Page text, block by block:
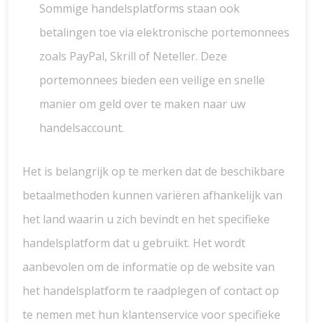
Sommige handelsplatforms staan ook
betalingen toe via elektronische portemonnees
zoals PayPal, Skrill of Neteller. Deze
portemonnees bieden een veilige en snelle
manier om geld over te maken naar uw
handelsaccount.
Het is belangrijk op te merken dat de beschikbare
betaalmethoden kunnen variëren afhankelijk van
het land waarin u zich bevindt en het specifieke
handelsplatform dat u gebruikt. Het wordt
aanbevolen om de informatie op de website van
het handelsplatform te raadplegen of contact op
te nemen met hun klantenservice voor specifieke